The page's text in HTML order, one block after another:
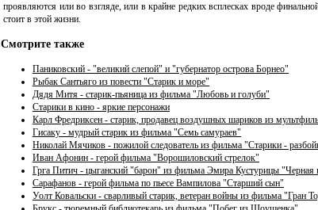
проявляются или во взгляде, или в крайне редких всплесках вроде
стоит в этой жизни.
Смотрите также
Паниковский - "великий слепой" и "губернатор острова Борнео"
Рыбак Сантьяго из повести "Старик и море"
Дядя Митя - старик-пьяница из фильма "Любовь и голуби"
Старики в кино - яркие персонажи
Карл Фредриксен - старик, продавец воздушных шариков из
Гисаку - мудрый старик из фильма "Семь самураев"
Николай Мячиков - пожилой следователь из фильма "Старики -
Иван Афонин - герой фильма "Ворошиловский стрелок"
Грга Питич - цыганский "барон" из фильма Эмира Кустурицы "Черная
Сарафанов - герой фильма по пьесе Вампилова "Старший сын"
Уолт Ковальски - сварливый старик, ветеран войны из фильма "Гран